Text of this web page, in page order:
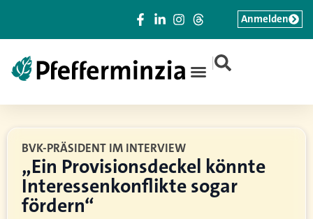
|
Anmelden
BVK-PRÄSIDENT IM INTERVIEW
„Ein Provisionsdeckel könnte
Interessenkonflikte sogar
fördern“